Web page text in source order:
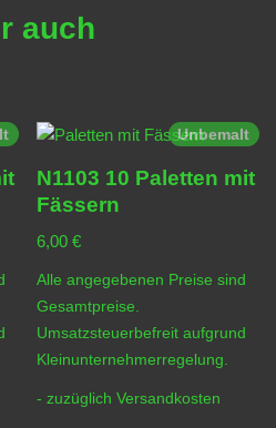
auch
Unbemalt
N1103 10 Paletten mit
Fässern
6,00€
Alle angegebenen Preise sind
Gesamtpreise.
Umsatzsteuerbefreit aufgrund
Kleinunternehmerregelung.
- zuzüglichVersandkosten